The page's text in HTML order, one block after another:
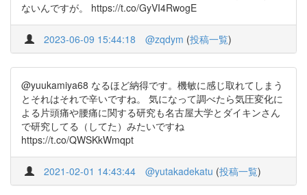
ないんですが。 https://t.co/GyVI4RwogE
2023-06-09 15:44:18 @zqdym (投稿一覧)
@yuukamiya68 なるほど納得です。機敏に感じ取れてしまう
とそれはそれで辛いですね。 気になって調べたら気圧変化に
よる片頭痛や腰痛に関する研究も名古屋大学とダイキンさん
で研究してる（してた）みたいですね
https://t.co/QWSKkWmqpt
2021-02-01 14:43:44 @yutakadekatu (投稿一覧)